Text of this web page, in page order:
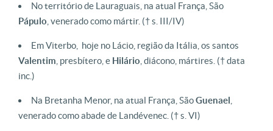
No território de Lauraguais, na atual França, São
Pápulo , venerado como mártir. († s. III/IV)
Em Viterbo, hoje no Lácio, região da Itália, os santos
Valentim , presbítero, e Hilário , diácono, mártires. († data
inc.)
Na Bretanha Menor, na atual França, SãoGuenael
venerado como abade de Landévenec. († s. VI)